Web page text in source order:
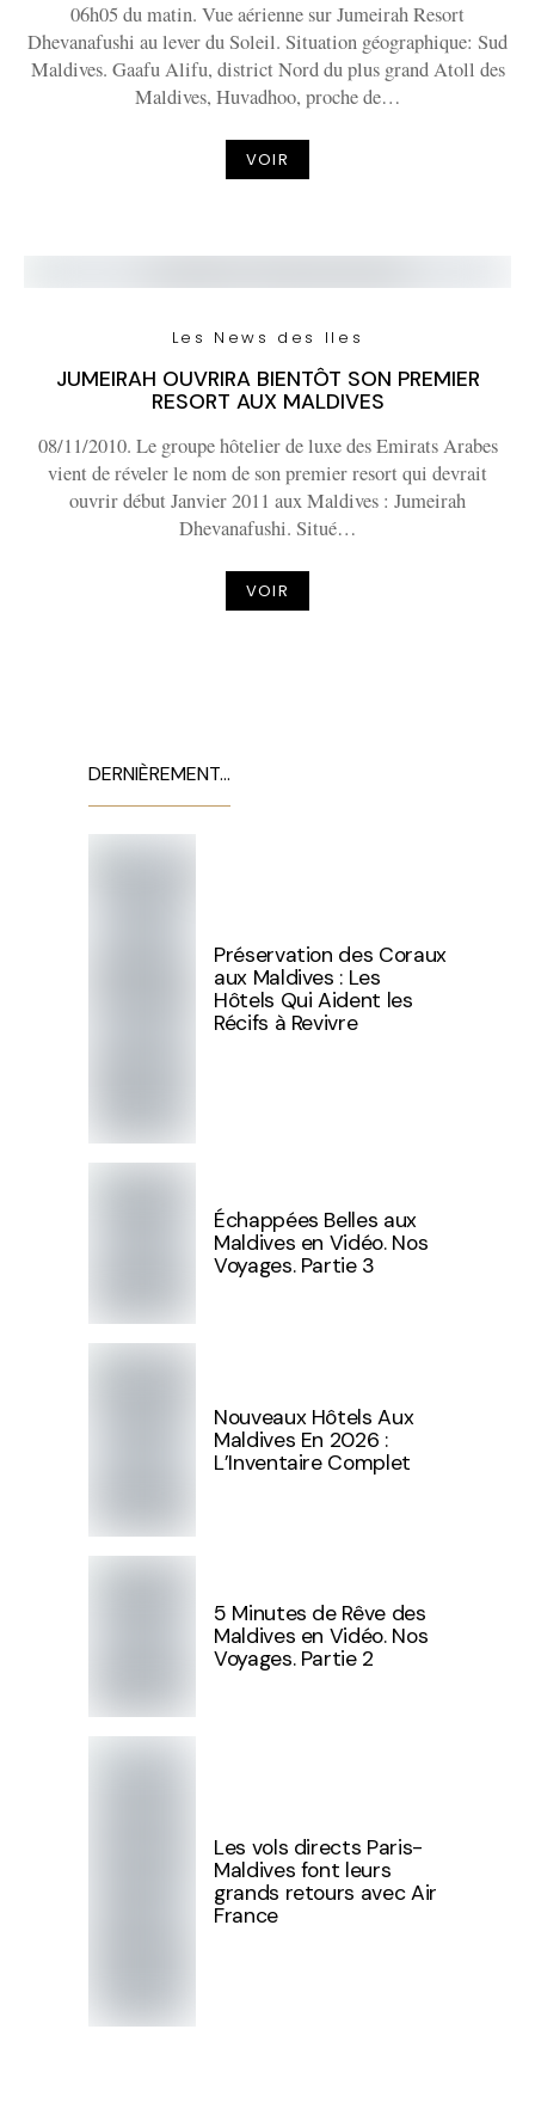
06h05 du matin. Vue aérienne sur Jumeirah Resort
Dhevanafushi au lever du Soleil. Situation géographique: Sud
Maldives. Gaafu Alifu, district Nord du plus grand Atoll des
Maldives, Huvadhoo, proche de…
VOIR
Les News des Iles
JUMEIRAH OUVRIRA BIENTÔT SON PREMIER
RESORT AUX MALDIVES
08/11/2010. Le groupe hôtelier de luxe des Emirats Arabes
vient de réveler le nom de son premier resort qui devrait
ouvrir début Janvier 2011 aux Maldives : Jumeirah
Dhevanafushi. Situé…
VOIR
DERNIÈREMENT…
Préservation des Coraux
aux Maldives : Les
Hôtels Qui Aident les
Récifs à Revivre
Échappées Belles aux
Maldives en Vidéo. Nos
Voyages. Partie 3
Nouveaux Hôtels Aux
Maldives En 2026 :
L’Inventaire Complet
5 Minutes de Rêve des
Maldives en Vidéo. Nos
Voyages. Partie 2
Les vols directs Paris-
Maldives font leurs
grands retours avec Air
France